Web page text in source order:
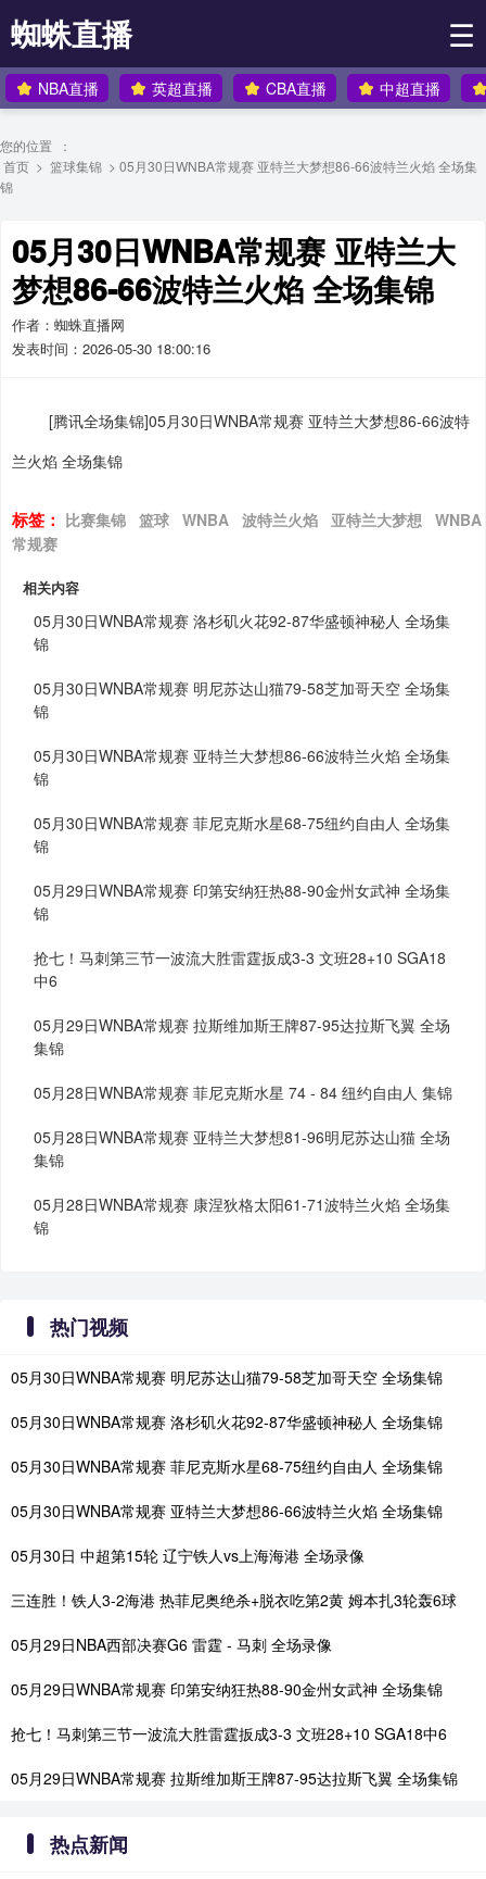
蜘蛛直播 ☰
NBA直播 英超直播 CBA直播 中超直播
您的位置 ：
首页 > 篮球集锦 > 05月30日WNBA常规赛 亚特兰大梦想86-66波特兰火焰 全场集
锦
05月30日WNBA常规赛 亚特兰大
梦想86-66波特兰火焰 全场集锦
作者：蜘蛛直播网
发表时间：2026-05-30 18:00:16
[腾讯全场集锦]05月30日WNBA常规赛 亚特兰大梦想86-66波特
兰火焰 全场集锦
标签： 比赛集锦 篮球 WNBA 波特兰火焰 亚特兰大梦想
WNBA
常规赛
相关内容
05月30日WNBA常规赛 洛杉矶火花92-87华盛顿神秘人 全场集
锦
05月30日WNBA常规赛 明尼苏达山猫79-58芝加哥天空 全场集
锦
05月30日WNBA常规赛 亚特兰大梦想86-66波特兰火焰 全场集
锦
05月30日WNBA常规赛 菲尼克斯水星68-75纽约自由人 全场集
锦
05月29日WNBA常规赛 印第安纳狂热88-90金州女武神 全场集
锦
抢七！马刺第三节一波流大胜雷霆扳成3-3 文班28+10 SGA18
中6
05月29日WNBA常规赛 拉斯维加斯王牌87-95达拉斯飞翼 全场
集锦
05月28日WNBA常规赛 菲尼克斯水星 74 - 84 纽约自由人 集锦
05月28日WNBA常规赛 亚特兰大梦想81-96明尼苏达山猫 全场
集锦
05月28日WNBA常规赛 康涅狄格太阳61-71波特兰火焰 全场集
锦
热门视频
05月30日WNBA常规赛 明尼苏达山猫79-58芝加哥天空 全场集锦
05月30日WNBA常规赛 洛杉矶火花92-87华盛顿神秘人 全场集锦
05月30日WNBA常规赛 菲尼克斯水星68-75纽约自由人 全场集锦
05月30日WNBA常规赛 亚特兰大梦想86-66波特兰火焰 全场集锦
05月30日 中超第15轮 辽宁铁人vs上海海港 全场录像
三连胜！铁人3-2海港 热菲尼奥绝杀+脱衣吃第2黄 姆本扎3轮轰6球
05月29日NBA西部决赛G6 雷霆 - 马刺 全场录像
05月29日WNBA常规赛 印第安纳狂热88-90金州女武神 全场集锦
抢七！马刺第三节一波流大胜雷霆扳成3-3 文班28+10 SGA18中6
05月29日WNBA常规赛 拉斯维加斯王牌87-95达拉斯飞翼 全场集锦
热点新闻